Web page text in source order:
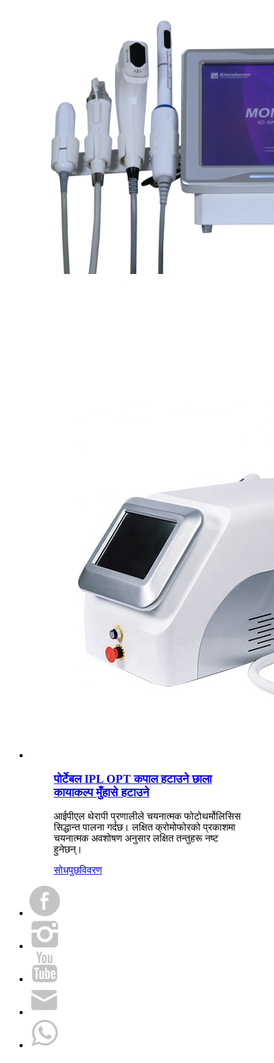
पोर्टेबल IPL OPT कपाल हटाउने छाला
कायाकल्प मुँहासे हटाउने
आईपीएल थेरापी प्रणालीले चयनात्मक फोटोथर्मोलिसिस
सिद्धान्त पालना गर्दछ। लक्षित क्रोमोफोरको प्रकाशमा
चयनात्मक अवशोषण अनुसार लक्षित तन्तुहरू नष्ट
हुनेछन्।
सोधपुछविवरण